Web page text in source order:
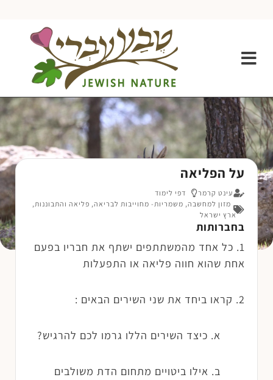
על הפליאה
עינט קרמר
דפי לימוד
מזון למחשבה, משמריות- מחוייבות לבריאה, פליאה והתבוננות,
ארץ ישראל
בחברותות
1. כל אחד מהמשתתפים ישתף את חבריו בפעם
אחת שהוא חווה פליאה או התפעלות
2. קראו ביחד את שני השירים הבאים :
א. כיצד השירים הללו גרמו לכם להרגיש?
ב. אילו ביטויים מתחום הדת משולבים